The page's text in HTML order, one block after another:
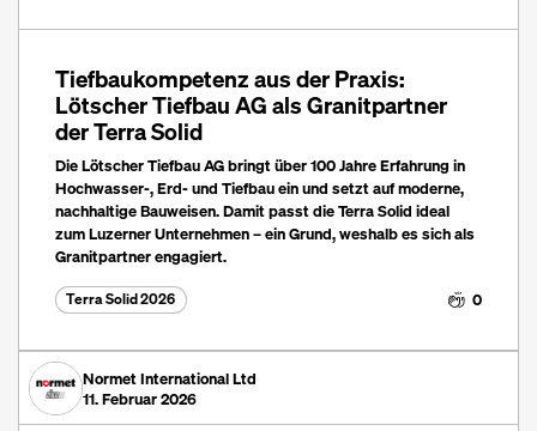
Tiefbaukompetenz aus der Praxis:
Lötscher Tiefbau AG als Granitpartner
der Terra Solid
Die Lötscher Tiefbau AG bringt über 100 Jahre Erfahrung in
Hochwasser-, Erd- und Tiefbau ein und setzt auf moderne,
nachhaltige Bauweisen. Damit passt die Terra Solid ideal
zum Luzerner Unternehmen – ein Grund, weshalb es sich als
Granitpartner engagiert.
Terra Solid 2026 0
Normet International Ltd
11. Februar 2026